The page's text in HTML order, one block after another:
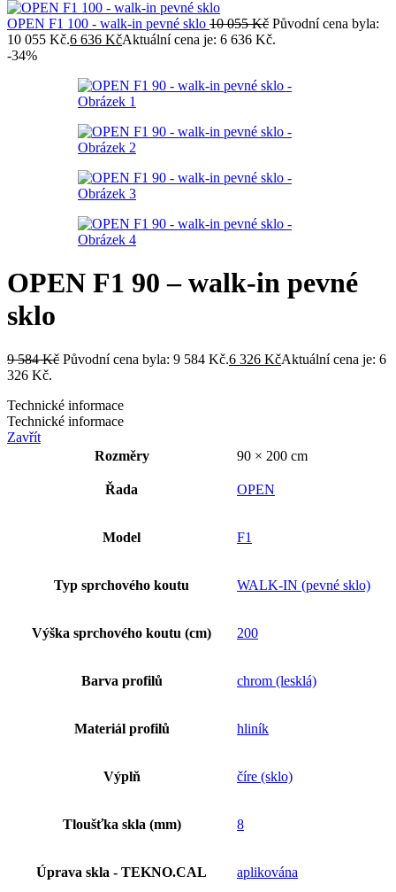
OPEN F1 100 - walk-in pevné sklo 10 055Kč Původní cena byla:
10 055 Kč.6 636 KčAktuální cena je: 6 636 Kč.
-34%
OPEN F1 90 – walk-in pevné
sklo
9 584Kč Původní cena byla: 9 584 Kč.6 326 KčAktuální cena je: 6
326 Kč.
Technické informace
Technické informace
Zavřít
Rozměry
90 × 200 cm
Řada OPEN
Model F1
Typ sprchového koutu WALK-IN (pevné sklo)
Výška sprchového koutu (cm) 200
Barva profilů chrom (lesklá)
Materiál profilů hliník
Výplň číre (sklo)
Tloušťka skla (mm) 8
Úprava skla - TEKNO.CAL aplikována